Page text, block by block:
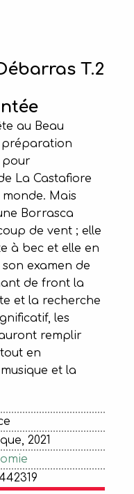
T.2
au Beau
préparation
pour
La Castafiore
Mais
Borrasca
de vent ; elle
à bec et elle en
examen de
de front la
et la recherche
les
remplir
en
et la
2021